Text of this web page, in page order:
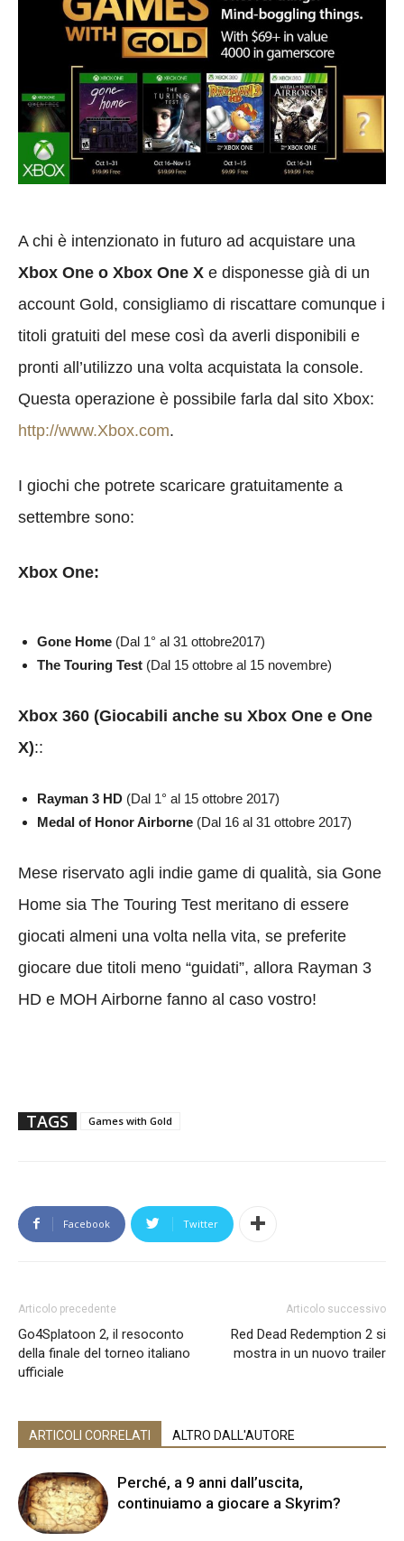
A chi è intenzionato in futuro ad acquistare una
Xbox One o Xbox One X e disponesse già di un
account Gold, consigliamo di riscattare comunque i
titoli gratuiti del mese così da averli disponibili e
pronti all’utilizzo una volta acquistata la console.
Questa operazione è possibile farla dal sito Xbox:
http://www.Xbox.com.
I giochi che potrete scaricare gratuitamente a
settembre sono:
Xbox One:
Gone Home (Dal 1° al 31 ottobre2017)
The Touring Test (Dal 15 ottobre al 15 novembre)
Xbox 360 (Giocabili anche su Xbox One e One
X)::
Rayman 3 HD (Dal 1° al 15 ottobre 2017)
Medal of Honor Airborne (Dal 16 al 31 ottobre 2017)
Mese riservato agli indie game di qualità, sia Gone
Home sia The Touring Test meritano di essere
giocati almeni una volta nella vita, se preferite
giocare due titoli meno “guidati”, allora Rayman 3
HD e MOH Airborne fanno al caso vostro!
TAGS Games with Gold
Facebook Twitter
Articolo precedente
Go4Splatoon 2, il resoconto
della finale del torneo italiano
ufficiale
Articolo successivo
Red Dead Redemption 2 si
mostra in un nuovo trailer
ARTICOLI CORRELATI ALTRO DALL'AUTORE
Perché, a 9 anni dall’uscita,
continuiamo a giocare a Skyrim?